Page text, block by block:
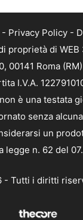
- Privacy Policy-
proprietà di WEB
00141 Roma
I.V.A.
è una testata
senza
un
legge n. 62 del
- Tutti i diritti